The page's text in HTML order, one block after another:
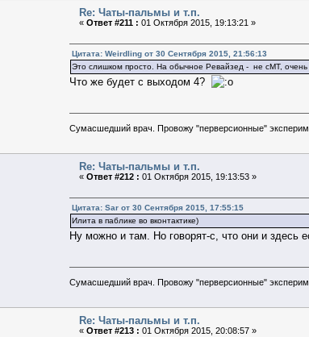
Re: Чаты-пальмы и т.п.
«Ответ #211 : 01 Октября 2015, 19:13:21 »
Цитата: Weirdling от 30 Сентября 2015, 21:56:13
Это слишком просто. На обычное Ревайзед - не сМТ, очень
Что же будет с выходом 4?
Сумасшедший врач. Провожу "перверсионные"
Re: Чаты-пальмы и т.п.
«Ответ #212 : 01 Октября 2015, 19:13:53 »
Цитата: Sar от 30 Сентября 2015, 17:55:15
Илита в паблике во вконтактике)
Ну можно и там. Но говорят-с, что они и здесь
Сумасшедший врач. Провожу "перверсионные"
Re: Чаты-пальмы и т.п.
«Ответ #213 : 01 Октября 2015, 20:08:57 »